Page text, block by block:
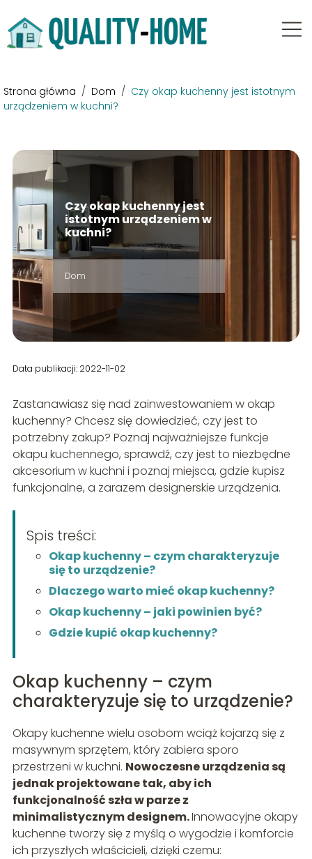
Strona główna / Dom / Czy okap kuchenny jest istotnym
urządzeniem w kuchni?
Czy okap kuchenny jest
istotnym urządzeniem w
kuchni?
Dom
Data publikacji: 2022-11-02
Zastanawiasz się nad zainwestowaniem w okap
kuchenny? Chcesz się dowiedzieć, czy jest to
potrzebny zakup? Poznaj najważniejsze funkcje
okapu kuchennego, sprawdź, czy jest to niezbędne
akcesorium w kuchni i poznaj miejsca, gdzie kupisz
funkcjonalne, a zarazem designerskie urządzenia.
Spis treści:
Okap kuchenny – czym charakteryzuje
się to urządzenie?
Dlaczego warto mieć okap kuchenny?
Okap kuchenny – jaki powinien być?
Gdzie kupić okap kuchenny?
Okap kuchenny – czym
charakteryzuje się to urządzenie?
Okapy kuchenne wielu osobom wciąż kojarzą się z
masywnym sprzętem, który zabiera sporo
przestrzeni w kuchni. Nowoczesne urządzenia są
jednak projektowane tak, aby ich
funkcjonalność szła w parze z
minimalistycznym designem.Innowacyjne okapy
kuchenne tworzy się z myślą o wygodzie i komforcie
ich przyszłych właścicieli, dzięki czemu: